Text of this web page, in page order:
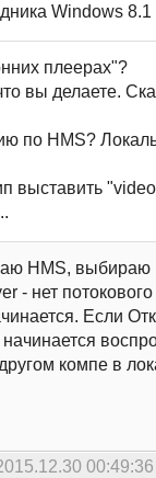
Windows 8.1
плеерах"?
вы делаете.
по HMS?
выставить
HMS, выбираю
- нет
Если
компе в
00:49:36